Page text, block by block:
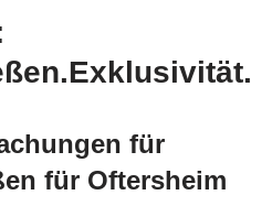
für
für Oftersheim